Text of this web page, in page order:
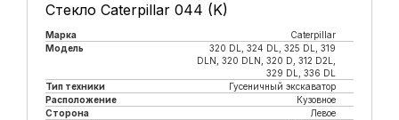
Стекло Caterpillar 044 (K)
Марка
Caterpillar
Модель
320 DL, 324 DL, 325 DL, 319
DLN, 320 DLN, 320 D, 312 D2L,
329 DL, 336 DL
Тип техники
Гусеничный экскаватор
Расположение
Кузовное
Сторона
Левое